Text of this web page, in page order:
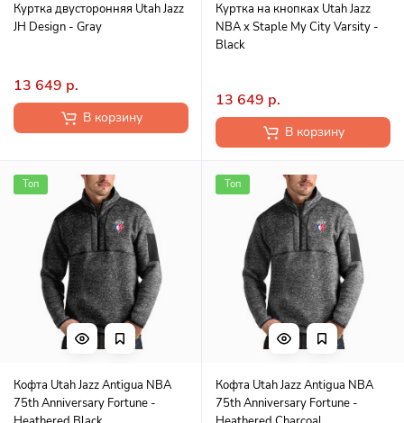
Куртка двусторонняя Utah Jazz
JH Design - Gray
13 649 р.
В корзину
Куртка на кнопках Utah Jazz
NBA x Staple My City Varsity -
Black
13 649 р.
В корзину
Топ
Кофта Utah Jazz Antigua NBA
75th Anniversary Fortune -
Топ
Кофта Utah Jazz Antigua NBA
75th Anniversary Fortune -